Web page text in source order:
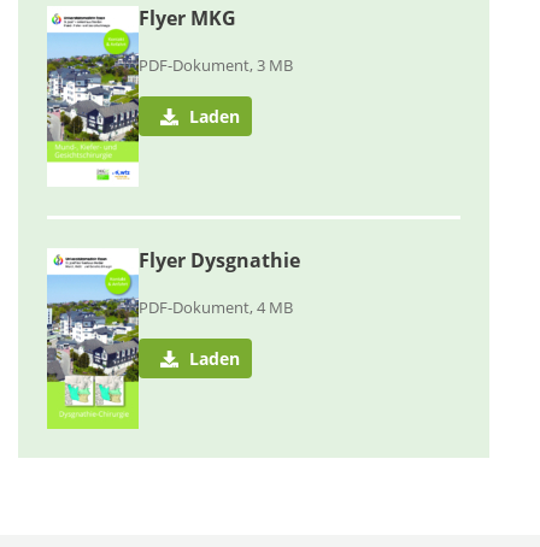
Flyer MKG
PDF-Dokument, 3 MB
Laden
Flyer Dysgnathie
PDF-Dokument, 4 MB
Laden